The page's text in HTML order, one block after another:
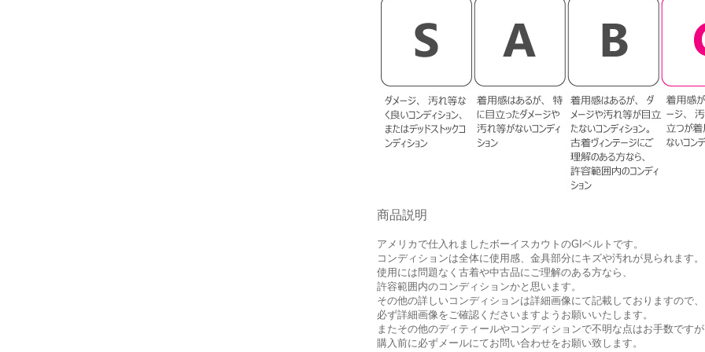
商品説明
アメリカで仕入れましたボーイスカウトのGIベルトです。
コンディションは全体に使用感、金具部分にキズや汚れが見られます。
使用には問題なく古着や中古品にご理解のある方なら、
許容範囲内のコンディションかと思います。
その他の詳しいコンディションは詳細画像にて記載しておりますので、
必ず詳細画像をご確認くださいますようお願いいたします。
またその他のディティールやコンディションで不明な点はお手数です
購入前に必ずメールにてお問い合わせをお願い致します。